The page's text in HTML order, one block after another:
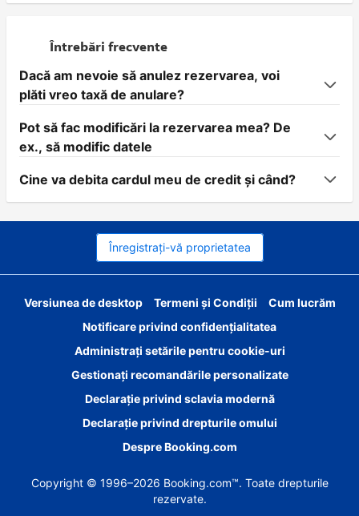
Întrebări frecvente
Dacă am nevoie să anulez rezervarea, voi
plăti vreo taxă de anulare?
Pot să fac modificări la rezervarea mea? De
ex., să modific datele
Cine va debita cardul meu de credit şi când?
Înregistrați-vă proprietatea
Versiunea de desktop Termeni și Condiții
Cum lucrăm
Notificare privind confidențialitatea
Administrați setările pentru cookie-uri
Gestionați recomandările personalizate
Declarație privind sclavia modernă
Declarație privind drepturile omului
Despre Booking.com
Copyright © 1996–2026 Booking.com™. Toate drepturile
rezervate.